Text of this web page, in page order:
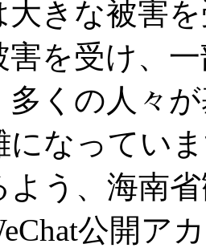
大きな被害
害を受け、
多くの人々
になってい
う、海南
公開ア